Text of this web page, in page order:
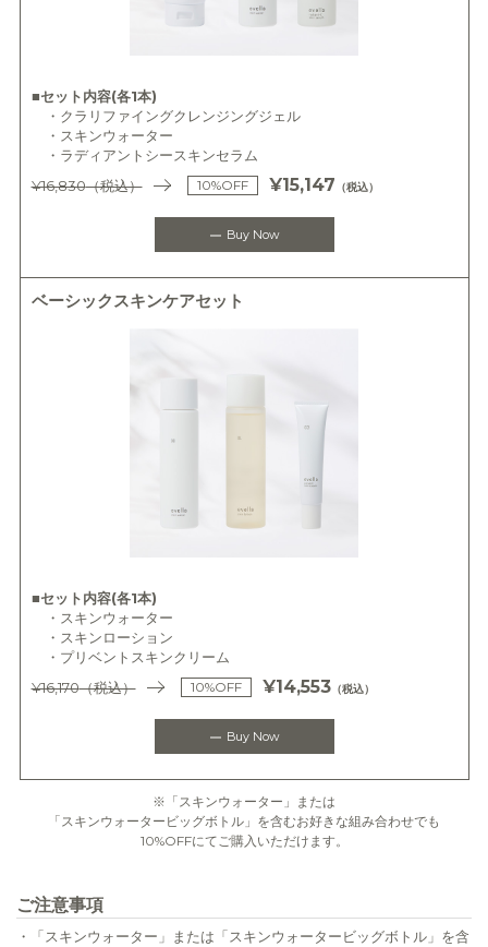
■セット内容(各1本)
・クラリファイングクレンジングジェル
・スキンウォーター
・ラディアントシースキンセラム
¥16,830（税込） 10%OFF ¥15,147 （税込）
Buy Now
ベーシックスキンケアセット
■セット内容(各1本)
・スキンウォーター
・スキンローション
・プリベントスキンクリーム
¥16,170（税込） 10%OFF ¥14,553（税込）
Buy Now
※「スキンウォーター」または
「スキンウォータービッグボトル」を含むお好きな組み合わせでも
10%OFFにてご購入いただけます。
ご注意事項
・ 「スキンウォーター」または「スキンウォータービッグボトル」を含